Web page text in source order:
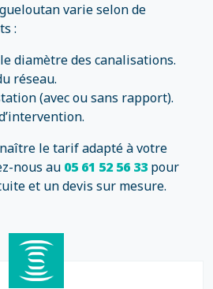
varie selon de
:
diamètre des canalisations.
réseau.
(avec ou sans rapport).
le tarif adapté à votre
nous au 05 61 52 56 33 pour
et un devis sur mesure.